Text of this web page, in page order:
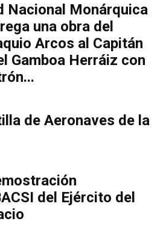
Nacional Monárquica
una obra del
Arcos al Capitán
Gamboa Herráiz con
de Aeronaves de la
del Ejército del